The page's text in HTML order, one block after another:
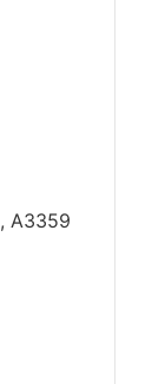
A3359